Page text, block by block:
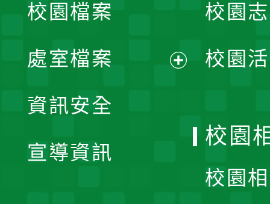
單
校園檔案
處室檔案
資訊安全
宣導資訊
校園
校園
校園
校園